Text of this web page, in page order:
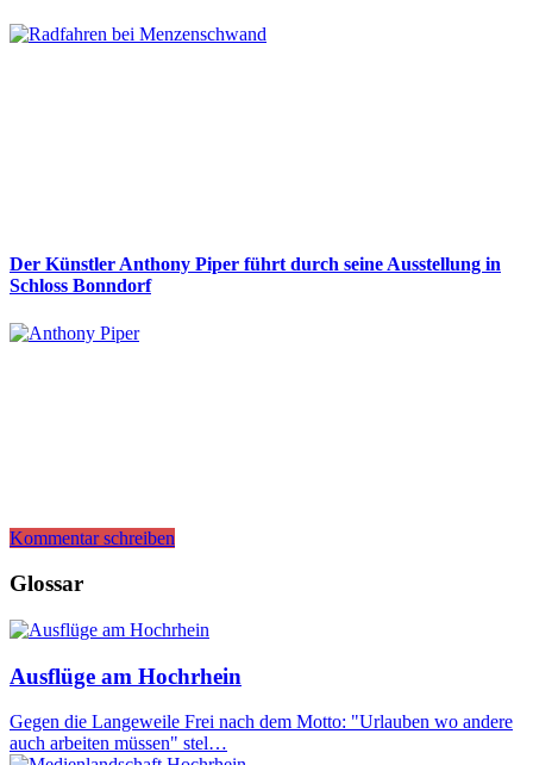
Der Künstler Anthony Piper führt durch seine Ausstellung in
Schloss Bonndorf
Kommentar schreiben
Glossar
Ausflüge am Hochrhein
Gegen die Langeweile Frei nach dem Motto: "Urlauben wo andere
auch arbeiten müssen" stel…